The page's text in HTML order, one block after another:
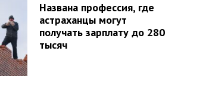
Названа профессия, где
астраханцы могут
получать зарплату до 280
тысяч